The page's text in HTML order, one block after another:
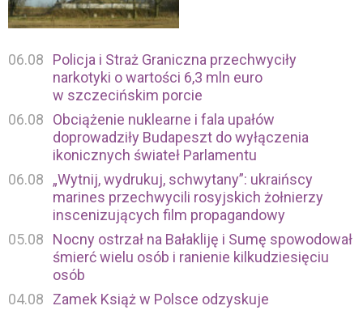
06.08
Policja i Straż Graniczna przechwyciły
narkotyki o wartości 6,3 mln euro
w szczecińskim porcie
06.08
Obciążenie nuklearne i fala upałów
doprowadziły Budapeszt do wyłączenia
ikonicznych świateł Parlamentu
06.08
„Wytnij, wydrukuj, schwytany”: ukraińscy
marines przechwycili rosyjskich żołnierzy
inscenizujących film propagandowy
05.08
Nocny ostrzał na Bałakliję i Sumę spowodował
śmierć wielu osób i ranienie kilkudziesięciu
osób
04.08
Zamek Książ w Polsce odzyskuje